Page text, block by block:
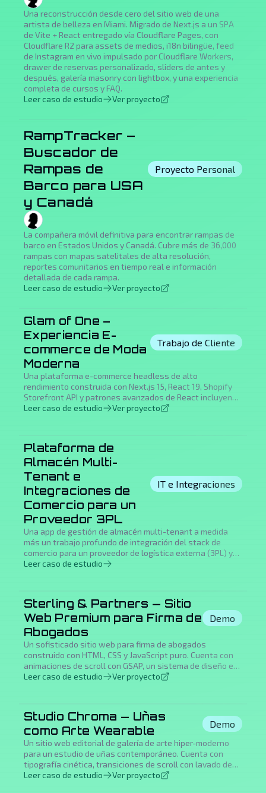
Una reconstrucción desde cero del sitio web de una
artista de belleza en Miami. Migrado de Next.js a un SPA
de Vite + React entregado vía Cloudflare Pages, con
Cloudflare R2 para assets de medios, i18n bilingüe, feed
de Instagram en vivo impulsado por Cloudflare Workers,
drawer de reservas personalizado, sliders de antes y
después, galería masonry con lightbox, y una experiencia
completa de cursos y FAQ.
Leer caso de estudio
Ver proyecto
RampTracker –
Buscador de
Rampas de
Barco para USA
y Canadá
Proyecto Personal
La compañera móvil definitiva para encontrar rampas de
barco en Estados Unidos y Canadá. Cubre más de 36,000
rampas con mapas satelitales de alta resolución,
reportes comunitarios en tiempo real e información
detallada de cada rampa.
Leer caso de estudio
Ver proyecto
Glam of One –
Experiencia E-
commerce de Moda
Moderna
Trabajo de Cliente
Una plataforma e-commerce headless de alto
rendimiento construida con Next.js 15, React 19, Shopify
Storefront API y patrones avanzados de React incluyendo
Server Components, Server Actions y actualizaciones
Leer caso de estudio Ver proyecto
Plataforma de
Almacén Multi-
Tenant e
Integraciones de
Comercio para un
Proveedor 3PL
IT e Integraciones
Una app de gestión de almacén multi-tenant a medida
más un trabajo profundo de integración del stack de
comercio para un proveedor de logística externa (3PL) y
fulfillment de e-commerce con sede en Miami. Portal de
Leer caso de estudio
Sterling & Partners — Sitio
Web Premium para Firma de
Abogados
Demo
Un sofisticado sitio web para firma de abogados
construido con HTML, CSS y JavaScript puro. Cuenta con
animaciones de scroll con GSAP, un sistema de diseño en
azul marino y dorado champán, tarjetas de áreas de
con navegación inferior y modales sheet.
Leer caso de estudio Ver proyecto
Studio Chroma — Uñas
como Arte Wearable
Demo
Un sitio web editorial de galería de arte hiper-moderno
para un estudio de uñas contemporáneo. Cuenta con
tipografía cinética, transiciones de scroll con lavado de
color, galería horizontal de arrastre, cursor blob
Leer caso de estudio Ver proyecto